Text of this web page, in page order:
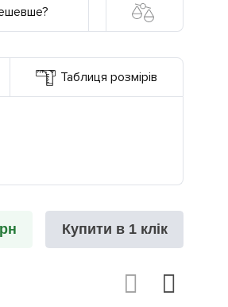
Таблиця розмірів
Купити в 1 клік